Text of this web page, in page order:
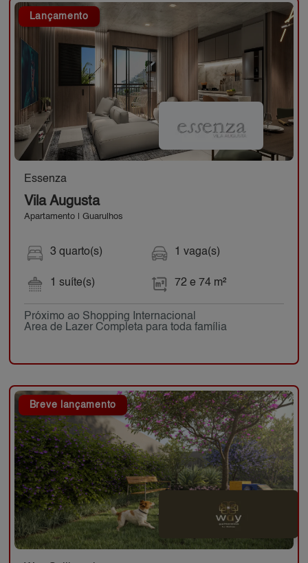
Lançamento
Essenza
Vila Augusta
Apartamento | Guarulhos
3 quarto(s)
1 suíte(s)
1 vaga(s)
72 e 74 m²
Próximo ao Shopping Internacional
Area de Lazer Completa para toda família
Breve lançamento